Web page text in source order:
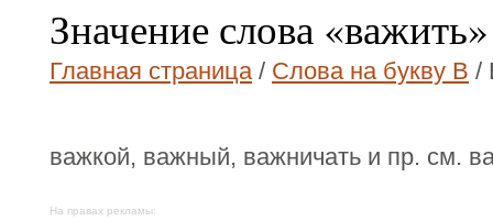
Значение слова «важить»
Главная страница/ Слова на букву В /
важкой, важный, важничать и пр. см.
На правах рекламы: